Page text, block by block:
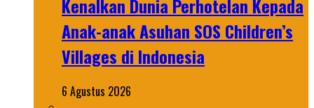
Kenalkan Dunia Perhotelan Kepada
Anak-anak Asuhan SOS Children’s
Villages di Indonesia
6 Agustus 2026